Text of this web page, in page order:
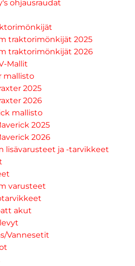
ohjausraudat
traktorimönkijät 2025
traktorimönkijät 2026
Mallit
mallisto
2025
2026
mallisto
2025
2026
lisävarusteet ja -tarvikkeet
varusteet
akut
Vannesetit